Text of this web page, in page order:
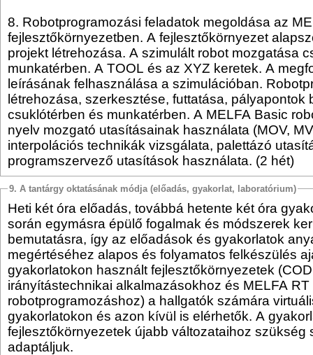
8. Robotprogramozási feladatok megoldása az
fejlesztőkörnyezetben. A fejlesztőkörnyezet
projekt létrehozása. A szimulált robot mozgatása
munkatérben. A TOOL és az XYZ keretek. A
leírásának felhasználása a szimulációban.
létrehozása, szerkesztése, futtatása, pályapontok
csuklótérben és munkatérben. A MELFA Basic
nyelv mozgató utasításainak használata (MOV,
interpolációs technikák vizsgálata, palettázó
programszervező utasítások használata. (2 hét)
9. A tantárgy oktatásának módja (előadás, gyakorlat, laboratórium)
Heti két óra előadás, továbbá hetente két óra
során egymásra épülő fogalmak és módszerek
bemutatásra, így az előadások és gyakorlatok
megértéséhez alapos és folyamatos felkészülés
gyakorlatokon használt fejlesztőkörnyezetek
irányítástechnikai alkalmazásokhoz és MELFA RT
robotprogramozáshoz) a hallgatók számára
gyakorlatokon és azon kívül is elérhetők. A
fejlesztőkörnyezetek újabb változataihoz szükség
adaptáljuk.